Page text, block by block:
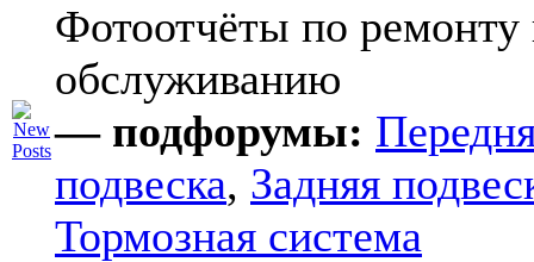
Фотоотчёты по ремонту
обслуживанию
— подфорумы:
подвеска, Задняя
Тормозная система